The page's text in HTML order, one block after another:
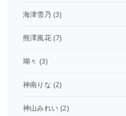
海津雪乃 (3)
熊澤風花(7)
瑚々 (3)
神南りな (2)
神山みれい (2)